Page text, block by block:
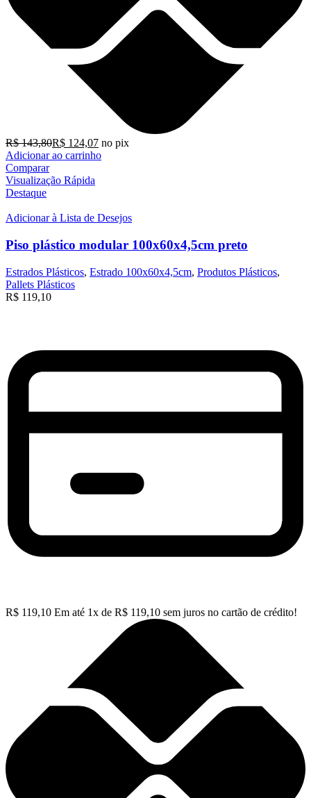
R$143,80R$ 124,07 no pix
Adicionar ao carrinho
Comparar
Visualização Rápida
Destaque
Adicionar à Lista de Desejos
Piso plástico modular 100x60x4,5cm preto
Estrados Plásticos, Estrado 100x60x4,5cm, Produtos Plásticos,
Pallets Plásticos
R$ 119,10
R$ 119,10 Em até 1x de R$ 119,10 sem juros no cartão de crédito!